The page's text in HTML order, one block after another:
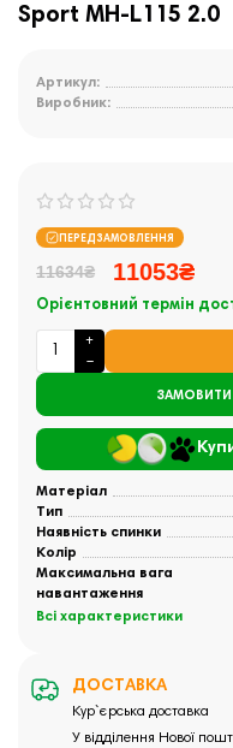
Sport MH-L115 2.0
Артикул:
Виробник:
ПЕРЕДЗАМОВЛЕННЯ
11634₴ 11053₴
Орієнтовний термін
ЗАМОВИТИ
Матеріал
Тип
Наявність спинки
Колір
Максимальна вага
навантаження
Всі характеристики
ДОСТАВКА
Кур`єрська доставка
У відділення Нової